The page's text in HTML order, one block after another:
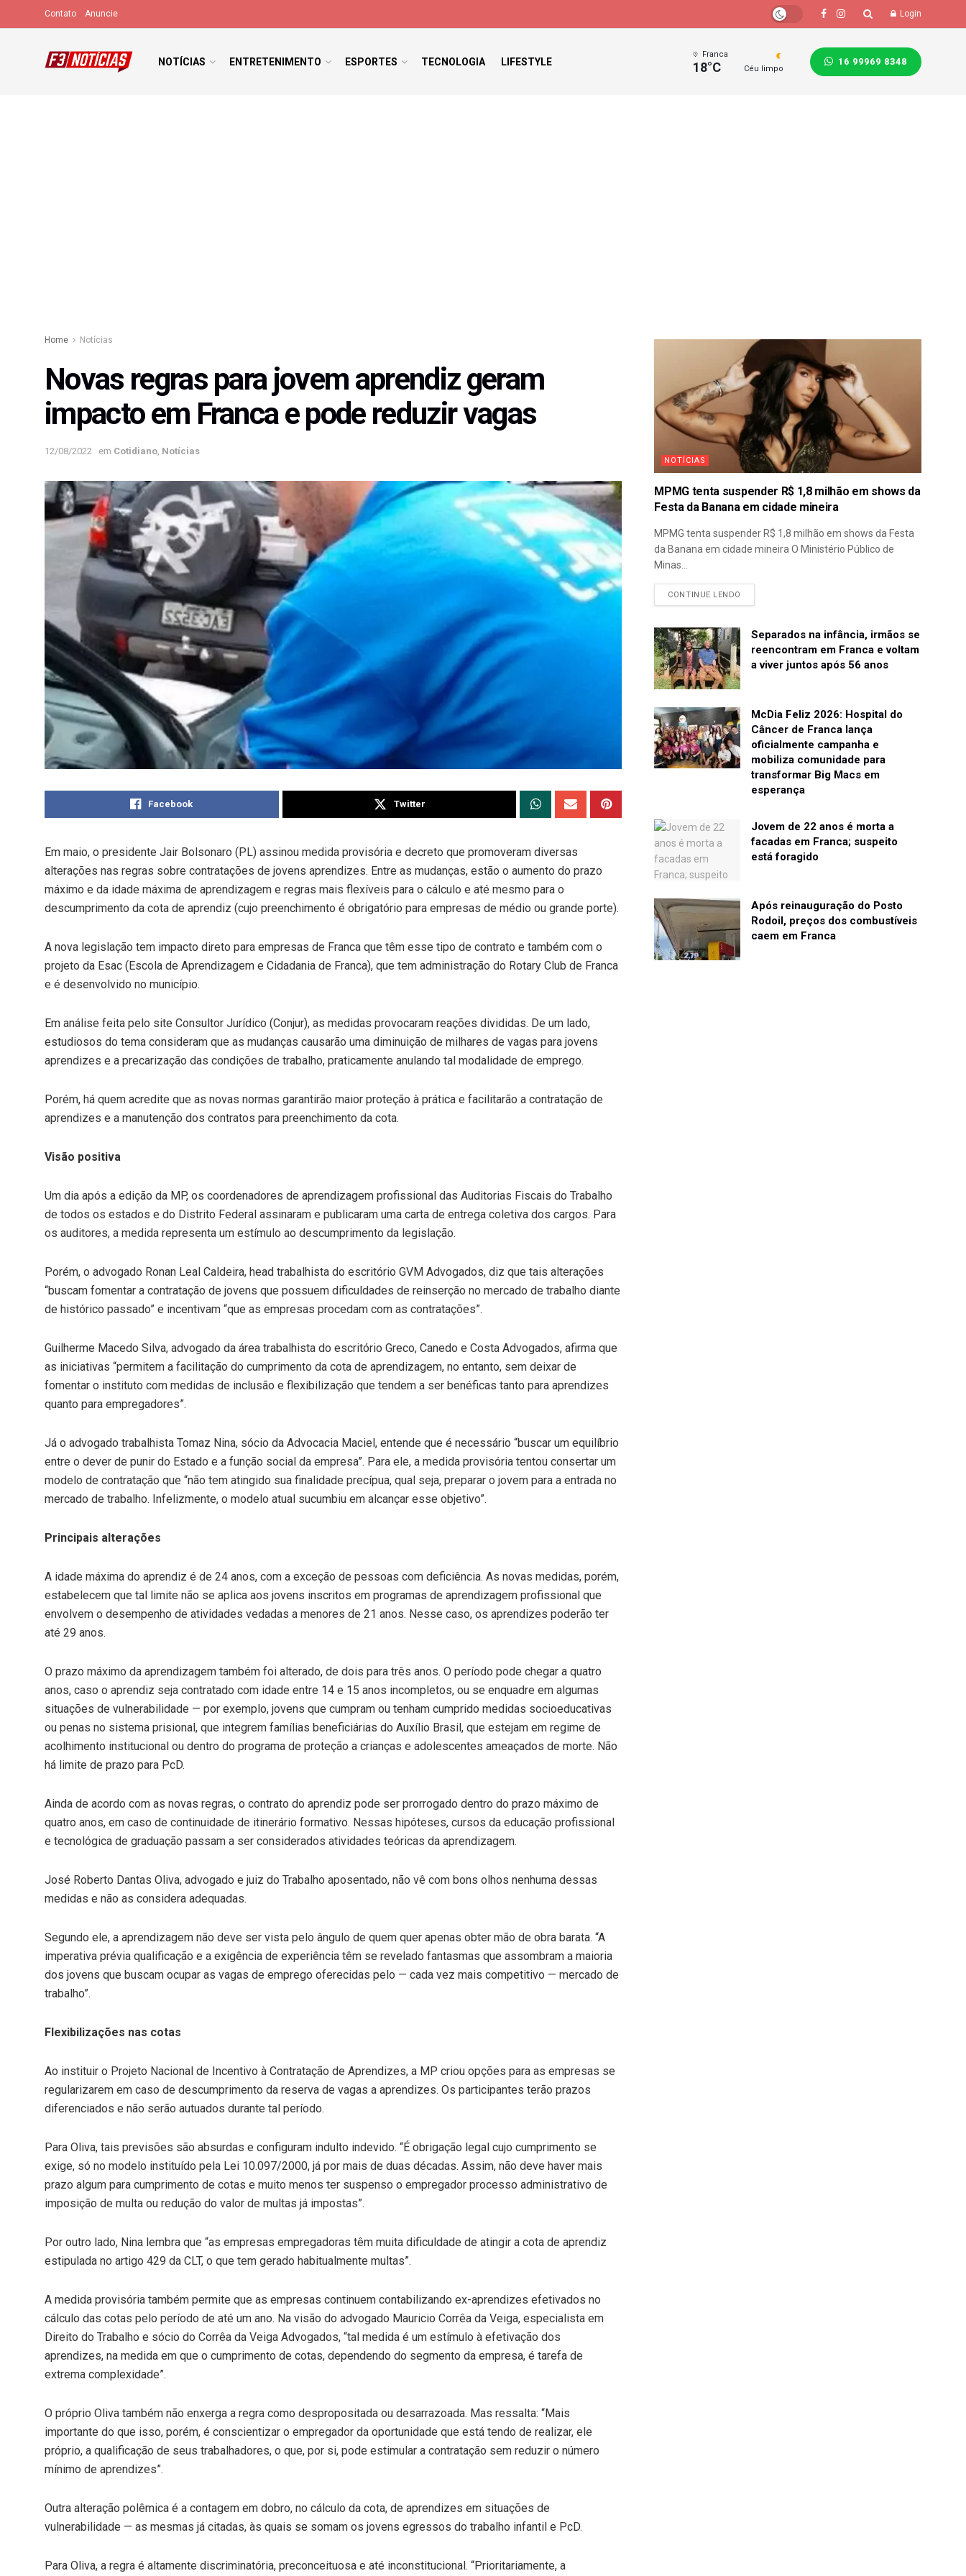
Contato Anuncie Login
NOTÍCIAS ENTRETENIMENTO ESPORTES TECNOLOGIA LIFESTYLE
Franca
18°C Céu limpo
16 99969 8348
Home Notícias
Novas regras para jovem aprendiz geram
impacto em Franca e pode reduzir vagas
12/08/2022 em Cotidiano Notícias
Facebook Twitter
Em maio, o presidente Jair Bolsonaro (PL) assinou medida provisória e decreto que promoveram diversas
alterações nas regras sobre contratações de jovens aprendizes. Entre as mudanças, estão o aumento do prazo
máximo e da idade máxima de aprendizagem e regras mais flexíveis para o cálculo e até mesmo para o
descumprimento da cota de aprendiz (cujo preenchimento é obrigatório para empresas de médio ou grande porte).
A nova legislação tem impacto direto para empresas de Franca que têm esse tipo de contrato e também com o
projeto da Esac (Escola de Aprendizagem e Cidadania de Franca), que tem administração do Rotary Club de Franca
e é desenvolvido no município.
Em análise feita pelo site Consultor Jurídico (Conjur), as medidas provocaram reações divididas. De um lado,
estudiosos do tema consideram que as mudanças causarão uma diminuição de milhares de vagas para jovens
aprendizes e a precarização das condições de trabalho, praticamente anulando tal modalidade de emprego.
Porém, há quem acredite que as novas normas garantirão maior proteção à prática e facilitarão a contratação de
aprendizes e a manutenção dos contratos para preenchimento da cota.
Visão positiva
Um dia após a edição da MP, os coordenadores de aprendizagem profissional das Auditorias Fiscais do Trabalho
de todos os estados e do Distrito Federal assinaram e publicaram uma carta de entrega coletiva dos cargos. Para
os auditores, a medida representa um estímulo ao descumprimento da legislação.
Porém, o advogado Ronan Leal Caldeira, head trabalhista do escritório GVM Advogados, diz que tais alterações
“buscam fomentar a contratação de jovens que possuem dificuldades de reinserção no mercado de trabalho diante
de histórico passado” e incentivam “que as empresas procedam com as contratações”.
Guilherme Macedo Silva, advogado da área trabalhista do escritório Greco, Canedo e Costa Advogados, afirma que
as iniciativas “permitem a facilitação do cumprimento da cota de aprendizagem, no entanto, sem deixar de
fomentar o instituto com medidas de inclusão e flexibilização que tendem a ser benéficas tanto para aprendizes
quanto para empregadores”.
Já o advogado trabalhista Tomaz Nina, sócio da Advocacia Maciel, entende que é necessário “buscar um equilíbrio
entre o dever de punir do Estado e a função social da empresa”. Para ele, a medida provisória tentou consertar um
modelo de contratação que “não tem atingido sua finalidade precípua, qual seja, preparar o jovem para a entrada no
mercado de trabalho. Infelizmente, o modelo atual sucumbiu em alcançar esse objetivo”.
Principais alterações
A idade máxima do aprendiz é de 24 anos, com a exceção de pessoas com deficiência. As novas medidas, porém,
estabelecem que tal limite não se aplica aos jovens inscritos em programas de aprendizagem profissional que
envolvem o desempenho de atividades vedadas a menores de 21 anos. Nesse caso, os aprendizes poderão ter
até 29 anos.
O prazo máximo da aprendizagem também foi alterado, de dois para três anos. O período pode chegar a quatro
anos, caso o aprendiz seja contratado com idade entre 14 e 15 anos incompletos, ou se enquadre em algumas
situações de vulnerabilidade — por exemplo, jovens que cumpram ou tenham cumprido medidas socioeducativas
ou penas no sistema prisional, que integrem famílias beneficiárias do Auxílio Brasil, que estejam em regime de
acolhimento institucional ou dentro do programa de proteção a crianças e adolescentes ameaçados de morte. Não
há limite de prazo para PcD.
Ainda de acordo com as novas regras, o contrato do aprendiz pode ser prorrogado dentro do prazo máximo de
quatro anos, em caso de continuidade de itinerário formativo. Nessas hipóteses, cursos da educação profissional
e tecnológica de graduação passam a ser considerados atividades teóricas da aprendizagem.
José Roberto Dantas Oliva, advogado e juiz do Trabalho aposentado, não vê com bons olhos nenhuma dessas
medidas e não as considera adequadas.
Segundo ele, a aprendizagem não deve ser vista pelo ângulo de quem quer apenas obter mão de obra barata. “A
imperativa prévia qualificação e a exigência de experiência têm se revelado fantasmas que assombram a maioria
dos jovens que buscam ocupar as vagas de emprego oferecidas pelo — cada vez mais competitivo — mercado de
trabalho”.
Flexibilizações nas cotas
Ao instituir o Projeto Nacional de Incentivo à Contratação de Aprendizes, a MP criou opções para as empresas se
regularizarem em caso de descumprimento da reserva de vagas a aprendizes. Os participantes terão prazos
diferenciados e não serão autuados durante tal período.
Para Oliva, tais previsões são absurdas e configuram indulto indevido. “É obrigação legal cujo cumprimento se
exige, só no modelo instituído pela Lei 10.097/2000, já por mais de duas décadas. Assim, não deve haver mais
prazo algum para cumprimento de cotas e muito menos ter suspenso o empregador processo administrativo de
imposição de multa ou redução do valor de multas já impostas”.
Por outro lado, Nina lembra que “as empresas empregadoras têm muita dificuldade de atingir a cota de aprendiz
estipulada no artigo 429 da CLT, o que tem gerado habitualmente multas”.
A medida provisória também permite que as empresas continuem contabilizando ex-aprendizes efetivados no
cálculo das cotas pelo período de até um ano. Na visão do advogado Mauricio Corrêa da Veiga, especialista em
Direito do Trabalho e sócio do Corrêa da Veiga Advogados, “tal medida é um estímulo à efetivação dos
aprendizes, na medida em que o cumprimento de cotas, dependendo do segmento da empresa, é tarefa de
extrema complexidade”.
O próprio Oliva também não enxerga a regra como despropositada ou desarrazoada. Mas ressalta: “Mais
importante do que isso, porém, é conscientizar o empregador da oportunidade que está tendo de realizar, ele
próprio, a qualificação de seus trabalhadores, o que, por si, pode estimular a contratação sem reduzir o número
mínimo de aprendizes”.
Outra alteração polêmica é a contagem em dobro, no cálculo da cota, de aprendizes em situações de
vulnerabilidade — as mesmas já citadas, às quais se somam os jovens egressos do trabalho infantil e PcD.
Para Oliva, a regra é altamente discriminatória, preconceituosa e até inconstitucional. “Prioritariamente, a
NOTÍCIAS
MPMG tenta suspender R$ 1,8 milhão em shows da
Festa da Banana em cidade mineira
MPMG tenta suspender R$ 1,8 milhão em shows da Festa
da Banana em cidade mineira O Ministério Público de
Minas...
CONTINUE LENDO
Separados na infância, irmãos se
reencontram em Franca e voltam
a viver juntos após 56 anos
McDia Feliz 2026: Hospital do
Câncer de Franca lança
oficialmente campanha e
mobiliza comunidade para
transformar Big Macs em
esperança
Jovem de 22 anos é morta a
facadas em Franca; suspeito
está foragido
Após reinauguração do Posto
Rodoil, preços dos combustíveis
caem em Franca